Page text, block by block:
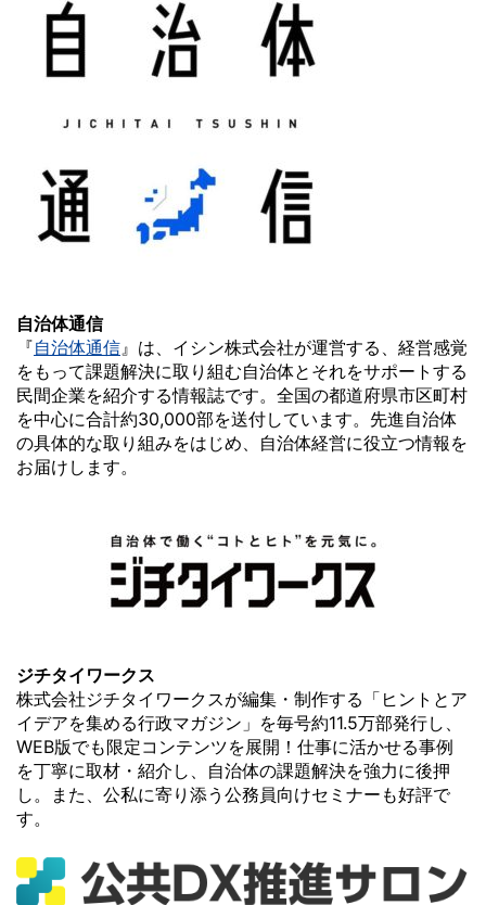
自治体通信
『自治体通信 』は、イシン株式会社が運営する、経営感覚
をもって課題解決に取り組む自治体とそれをサポートする
民間企業を紹介する情報誌です。全国の都道府県市区町村
を中心に合計約30,000部を送付しています。先進自治体
の具体的な取り組みをはじめ、自治体経営に役立つ情報を
お届けします。
ジチタイワークス
株式会社ジチタイワークスが編集・制作する「ヒントとア
イデアを集める行政マガジン」を毎号約11.5万部発行し、
WEB版でも限定コンテンツを展開！仕事に活かせる事例
を丁寧に取材・紹介し、自治体の課題解決を強力に後押
し。また、公私に寄り添う公務員向けセミナーも好評で
す。